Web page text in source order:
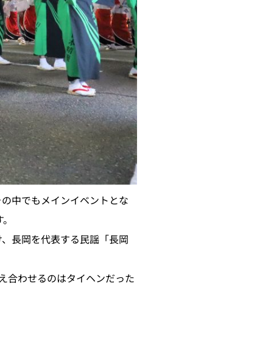
中でもメインイベントとな
長岡を代表する民謡「長岡
合わせるのはタイヘンだった